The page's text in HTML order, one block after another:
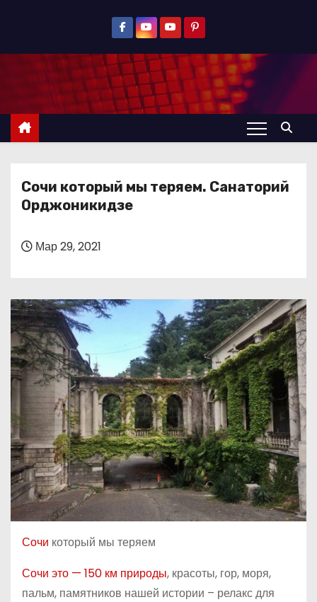
к
Сочи который мы теряем. Санаторий
Орджоникидзе
Мар 29, 2021
Сочи который мы теряем
Сочи это — 150 км природы, красоты, гор, моря,
пальм, памятников нашей истории – релакс для